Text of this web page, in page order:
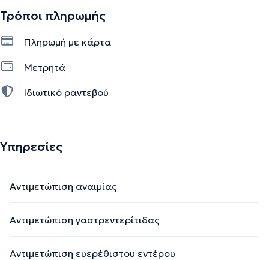
Τρόποι πληρωμής
Πληρωμή με κάρτα
Μετρητά
Ιδιωτικό ραντεβού
Υπηρεσίες
Αντιμετώπιση αναιμίας
Αντιμετώπιση γαστρεντερίτιδας
Αντιμετώπιση ευερέθιστου εντέρου